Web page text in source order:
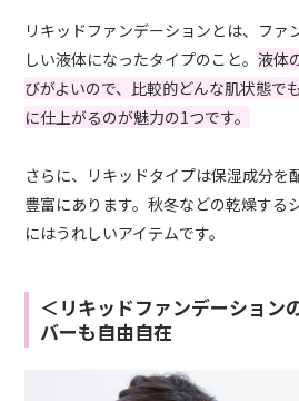
リキッドファンデーションとは、ファ
しい液体になったタイプのこと。液体
びがよいので、比較的どんな肌状態で
に仕上がるのが魅力の1つです。
さらに、リキッドタイプは保湿成分を
豊富にあります。秋冬などの乾燥する
にはうれしいアイテムです。
＜リキッドファンデーション
バーも自由自在